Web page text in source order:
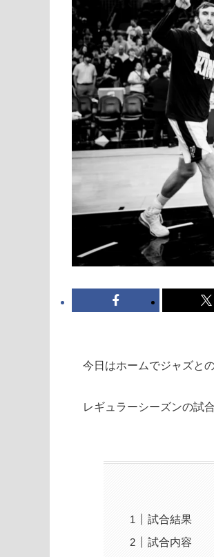
今日はホームでジャズと
レギュラーシーズンの試
試合結果
試合内容